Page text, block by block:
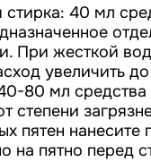
40 мл
При жесткой
увеличить
80 мл средства
степени
пятен нанесите
на пятно перед